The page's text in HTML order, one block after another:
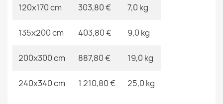
128,90 €
Tappeto FLUX 461.1.AE990 lana OSTA - Geometrico,
strutturato, stile loft crema / beige
120x170 cm 303,80 € 7,0 kg
135x200 cm 403,80 € 9,0 kg
200x300 cm 887,80 € 19,0 kg
240x340 cm 1 210,80 € 25,0 kg